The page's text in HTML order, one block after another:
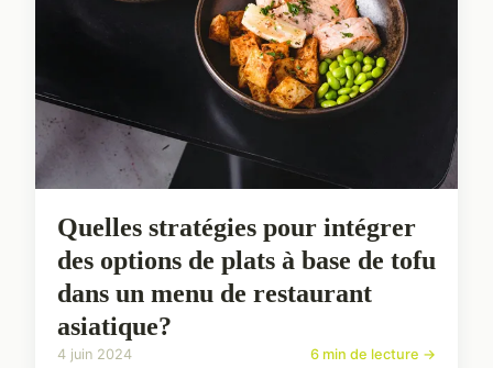
Quelles stratégies pour intégrer
des options de plats à base de tofu
dans un menu de restaurant
asiatique?
4 juin 2024 6 min de lecture →